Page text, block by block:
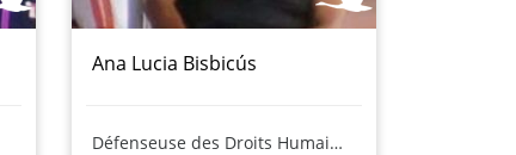
Ana Lucia Bisbicús
Défenseuse des Droits Humains